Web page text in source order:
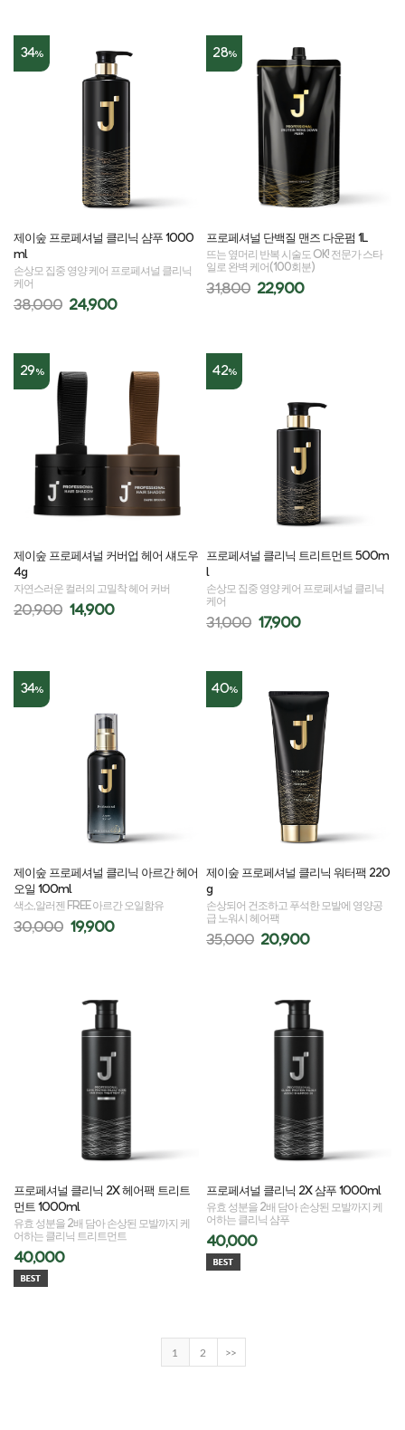
34%
제이숲 프로페셔널 클리닉 샴푸 1000
ml
손상모 집중 영양 케어 프로페셔널 클리닉
케어
38,000 24,900
28%
프로페셔널 단백질 맨즈 다운펌 1L
뜨는 옆머리 반복 시술도 OK! 전문가 스타
일로 완벽 케어(100회분)
31,800 22,900
29%
제이숲 프로페셔널 커버업 헤어 섀도우
4g
자연스러운 컬러의 고밀착 헤어 커버
20,900 14,900
42%
프로페셔널 클리닉 트리트먼트 500m
l
손상모 집중 영양 케어 프로페셔널 클리닉
케어
31,000 17,900
34%
제이숲 프로페셔널 클리닉 아르간 헤어
오일 100ml
색소,알러젠 FREE 아르간 오일함유
30,000 19,900
40%
제이숲 프로페셔널 클리닉 워터팩 220
g
손상되어 건조하고 푸석한 모발에 영양공
급 노워시 헤어팩
35,000 20,900
프로페셔널 클리닉 2X 헤어팩 트리트
먼트 1000ml
유효 성분을 2배 담아 손상된 모발까지 케
어하는 클리닉 트리트먼트
40,000
프로페셔널 클리닉 2X 샴푸 1000ml
유효 성분을 2배 담아 손상된 모발까지 케
어하는 클리닉 샴푸
40,000
1 2 >>